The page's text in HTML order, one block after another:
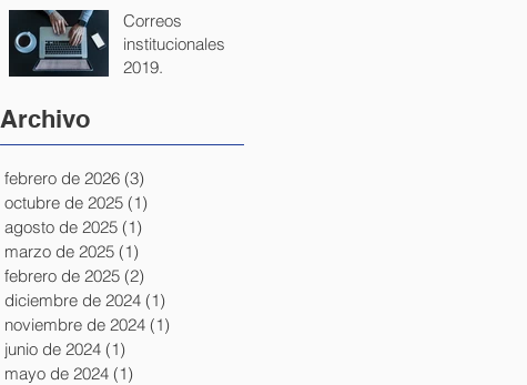
Correos
institucionales
2019.
Archivo
febrero de 2026 (3)
octubre de 2025 (1)
agosto de 2025 (1)
marzo de 2025 (1)
febrero de 2025 (2)
diciembre de 2024 (1)
noviembre de 2024 (1)
junio de 2024 (1)
mayo de 2024 (1)